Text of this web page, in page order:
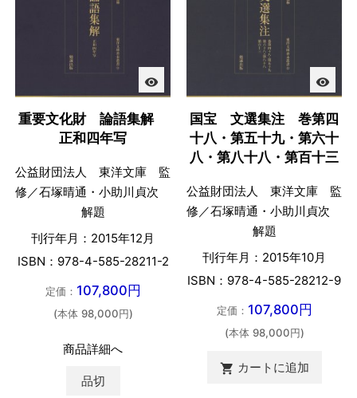
visibility
重要文化財 論語集解
正和四年写
公益財団法人 東洋文庫 監
修／石塚晴通・小助川貞次
解題
刊行年月：2015年12月
ISBN：978-4-585-28211-2
定価： 107,800円
(本体 98,000円)
商品詳細へ
品切
visibility
国宝 文選集注 巻第四
十八・第五十九・第六十
八・第八十八・第百十三
公益財団法人 東洋文庫 監
修／石塚晴通・小助川貞次
解題
刊行年月：2015年10月
ISBN：978-4-585-28212-9
定価： 107,800円
(本体 98,000円)
 カートに追加